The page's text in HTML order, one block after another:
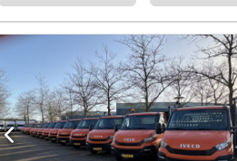
övfeszítő - Állítható magasságú
információk = Általános információk
350 Nm Hengerszám: 4
Megengedett össztömeg: 3 500 kg
fogyasztás városban: 8,71 l/100
Tulajdonosok száma: 1 Kulcsok
110 7665SE ALBERGEN,